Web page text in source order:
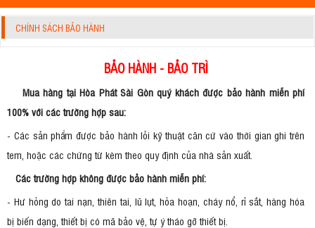
CHÍNH SÁCH BẢO HÀNH
BẢO HÀNH - BẢO TRÌ
Mua hàng tại Hòa Phát Sài Gòn quý khách được bảo hành miễn phí
100% với các trường hợp sau:
- Các sản phẩm được bảo hành lỗi kỹ thuật căn cứ vào thời gian ghi trên
tem, hoặc các chứng từ kèm theo quy định của nhà sản xuất.
Các trường hợp không được bảo hành miễn phí:
- Hư hỏng do tai nạn, thiên tai, lũ lụt, hỏa hoạn, cháy nổ, rỉ sắt, hàng hóa
bị biến dạng, thiết bị có mã bảo vệ, tự ý tháo gỡ thiết bị.